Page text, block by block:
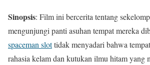
Sinopsis: Film ini bercerita tentang
mengunjungi panti asuhan tempat mereka
spaceman slottidak menyadari bahwa
rahasia kelam dan kutukan ilmu hitam yang